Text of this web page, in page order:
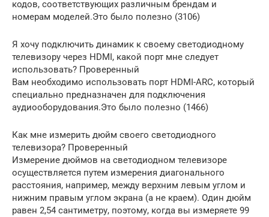
кодов, соответствующих различным брендам и
номерам моделей.Это было полезно (3106)
Я хочу подключить динамик к своему светодиодному
телевизору через HDMI, какой порт мне следует
использовать? Проверенный
Вам необходимо использовать порт HDMI-ARC, который
специально предназначен для подключения
аудиооборудования.Это было полезно (1466)
Как мне измерить дюйм своего светодиодного
телевизора? Проверенный
Измерение дюймов на светодиодном телевизоре
осуществляется путем измерения диагонального
расстояния, например, между верхним левым углом и
нижним правым углом экрана (а не краем). Один дюйм
равен 2,54 сантиметру, поэтому, когда вы измеряете 99